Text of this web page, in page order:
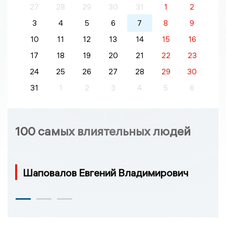
27
28 29 30 31 1
2
3
4 5 6 7 8
9
10
11 12 13 14 15
16
17
18 19 20 21 22
23
24
25 26 27 28 29
30
31
1 2 3 4 5 6
100 самых влиятельных людей
Шаповалов Евгений Владимирович